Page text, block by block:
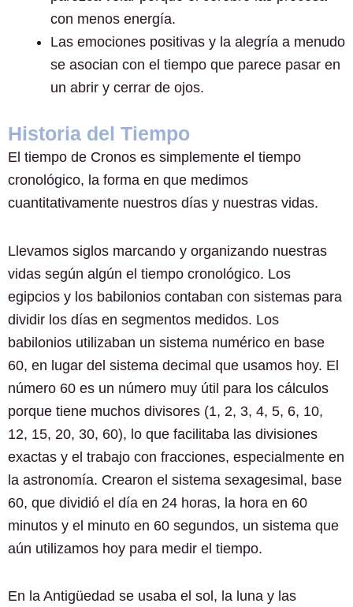
con menos energía.
Las emociones positivas y la alegría a menudo
se asocian con el tiempo que parece pasar en
un abrir y cerrar de ojos.
Historia del Tiempo
El tiempo de Cronos es simplemente el tiempo
cronológico, la forma en que medimos
cuantitativamente nuestros días y nuestras vidas.
Llevamos siglos marcando y organizando nuestras
vidas según algún el tiempo cronológico. Los
egipcios y los babilonios contaban con sistemas para
dividir los días en segmentos medidos. Los
babilonios utilizaban un sistema numérico en base
60, en lugar del sistema decimal que usamos hoy. El
número 60 es un número muy útil para los cálculos
porque tiene muchos divisores (1, 2, 3, 4, 5, 6, 10,
12, 15, 20, 30, 60), lo que facilitaba las divisiones
exactas y el trabajo con fracciones, especialmente en
la astronomía. Crearon el sistema sexagesimal, base
60, que dividió el día en 24 horas, la hora en 60
minutos y el minuto en 60 segundos, un sistema que
aún utilizamos hoy para medir el tiempo.
En la Antigüedad se usaba el sol, la luna y las